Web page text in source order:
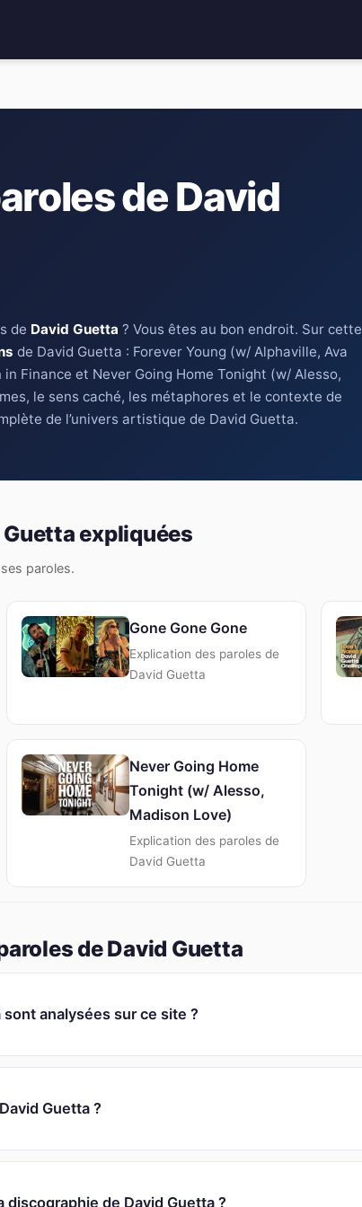
de David
de David Guetta ? Vous êtes au bon endroit. Sur cette
de David Guetta : Forever Young (w/ Alphaville, Ava
Finance et Never Going Home Tonight (w/ Alesso,
le sens caché, les métaphores et le contexte de
de l’univers artistique de David Guetta.
expliquées
paroles.
Gone Gone Gone
Explication des paroles de
David Guetta
Never Going Home
Tonight (w/ Alesso,
Madison Love)
Explication des paroles de
David Guetta
de David Guetta
analysées sur ce site ?
Guetta ?
de David Guetta ?